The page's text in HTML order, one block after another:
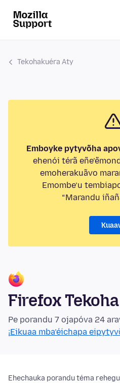
Tekohakuéra Aty
Emboyke pytyvõha
ehenói térã
emoherakuãvo
Emombe’u
“Marandu
Firefox
Pe porandu 7 ojapóva 24
¡Eikuaa mba’éichapa
Ehechauka porandu téma